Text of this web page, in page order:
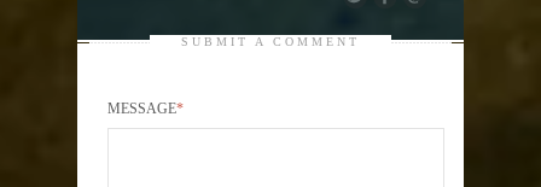
SUBMIT A COMMENT
MESSAGE*